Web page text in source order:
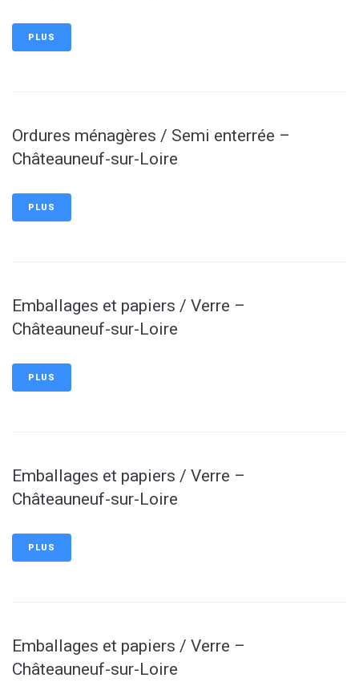
PLUS
Ordures ménagères / Semi enterrée –
Châteauneuf-sur-Loire
PLUS
Emballages et papiers / Verre –
Châteauneuf-sur-Loire
PLUS
Emballages et papiers / Verre –
Châteauneuf-sur-Loire
PLUS
Emballages et papiers / Verre –
Châteauneuf-sur-Loire